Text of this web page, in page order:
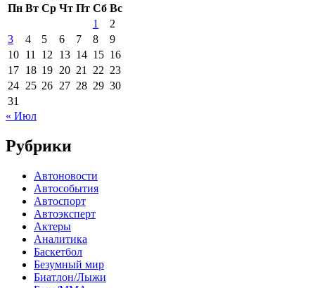
Пн Вт Ср Чт Пт Сб Вс
1
2
3
4 5 6 7 8
9
10 11 12 13 14 15 16
17 18 19 20 21 22 23
24 25 26 27 28 29 30
31
« Июл
Рубрики
Автоновости
Автособытия
Автоспорт
Автоэксперт
Актеры
Аналитика
Баскетбол
Безумный мир
Биатлон/Лыжи